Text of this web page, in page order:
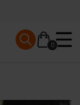
0
Mobile menu